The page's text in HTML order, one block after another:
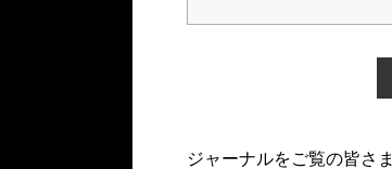
ジャーナルをご覧の皆さ